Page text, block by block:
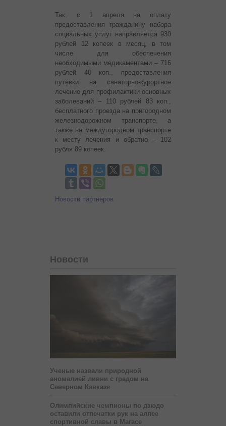
Так, с 1 апреля на оплату
предоставления гражданину набора
социальных услуг направляется 930
рублей 12 копеек в месяц, в том
числе для обеспечения
необходимыми медикаментами – 716
рублей 40 коп., предоставления
путевки на санаторно-курортное
лечение для профилактики основных
заболеваний – 110 рублей 83 коп.,
бесплатного проезда на пригородном
железнодорожном транспорте, а
также на междугородном транспорте
к месту лечения и обратно – 102
рубля 89 копеек.
Новости партнеров
Новости
Ученые назвали природной
аномалией ливни с градом на
Северном Кавказе
Олимпийские чемпионы по дзюдо
оставили отпечатки рук на аллее
спортивной славы в Магасе